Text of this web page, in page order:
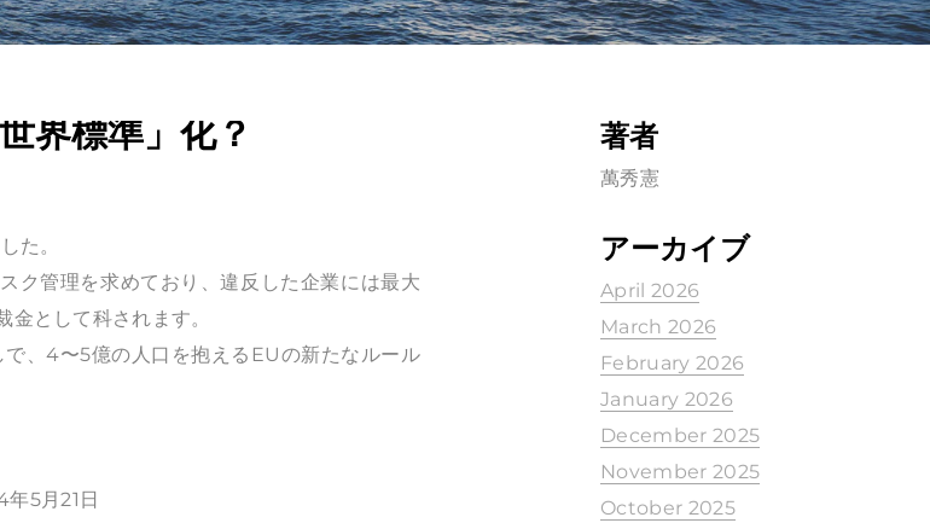
界標準」化？
た。
ク管理を求めており、違反した企業には最大
として科されます。
、4〜5億の人口を抱えるEUの新たなルール
5月21日
著者
萬秀憲
アーカイブ
April 2026
March 2026
February 2026
January 2026
December 2025
November 2025
October 2025